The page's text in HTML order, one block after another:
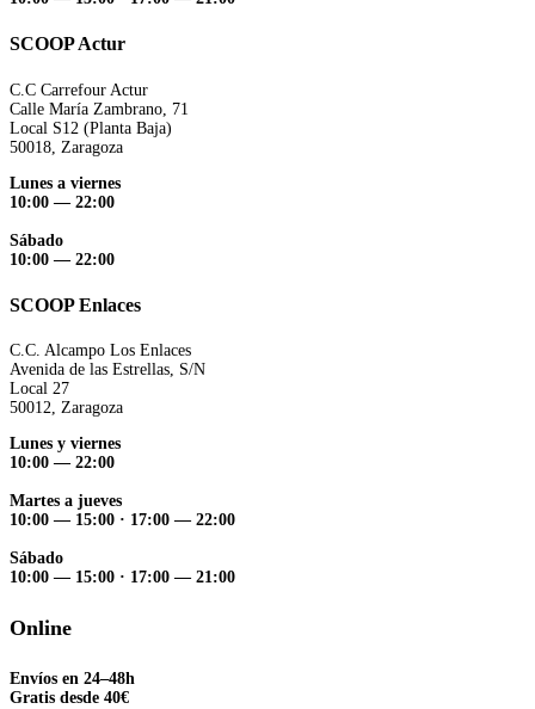
SCOOP Actur
C.C Carrefour Actur
Calle María Zambrano, 71
Local S12 (Planta Baja)
50018, Zaragoza
Lunes a viernes
10:00 — 22:00
Sábado
10:00 — 22:00
SCOOP Enlaces
C.C. Alcampo Los Enlaces
Avenida de las Estrellas, S/N
Local 27
50012, Zaragoza
Lunes y viernes
10:00 — 22:00
Martes a jueves
10:00 — 15:00 · 17:00 — 22:00
Sábado
10:00 — 15:00 · 17:00 — 21:00
Online
Envíos en 24–48h
Gratis desde 40€